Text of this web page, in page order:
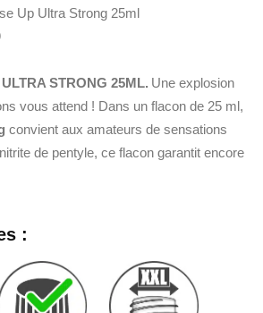
Up Ultra Strong 25ml
STRONG 25ML. Une explosion
vous attend ! Dans un flacon de 25 ml,
convient aux amateurs de sensations
de pentyle, ce flacon garantit encore
: